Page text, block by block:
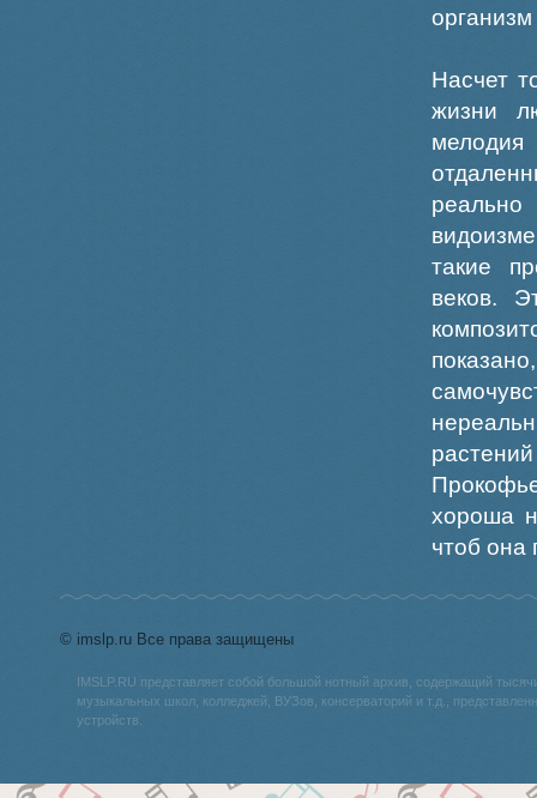
организм
Насчет
жизни
такие
веков.
хороша
чтоб она
© imslp.ru Все права защищены
IMSLP.RU представляет собой большой нотный архив, содержащий
музыкальных школ, колледжей, ВУЗов, консерваторий и т.д.,
устройств.